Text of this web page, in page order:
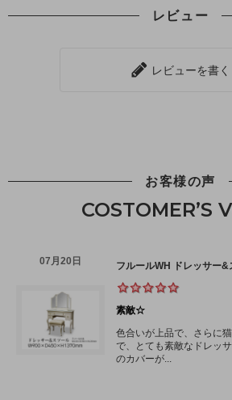
レビュー
レビューを書く
お客様の声
COSTOMER’S